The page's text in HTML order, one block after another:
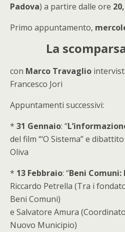
Padova) a partire dalle ore
Primo appuntamento,
La
con Marco Travaglio
Francesco Jori
Appuntamenti successivi:
* 31 Gennaio: “
del film “‘O Sistema” e
Oliva
* 13 Febbraio: “Beni
Riccardo Petrella (Tra i
Beni Comuni)
e Salvatore Amura
Nuovo Municipio)